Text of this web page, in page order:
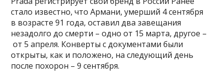
стало известно, что Армани, умерший 4 сентября
в возрасте 91 года, оставил два завещания
незадолго до смерти – одно от 15 марта, другое –
от 5 апреля. Конверты с документами были
открыты, как и положено, на следующий день
после похорон – 9 сентября.